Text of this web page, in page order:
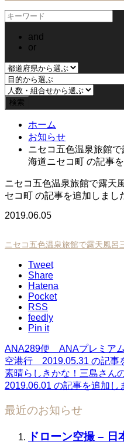
and
or
ホーム
お知らせ
ニセコ五色温泉旅館
海道ニセコ町 の記事
ニセコ五色温泉旅館で露天
セコ町 の記事を追加しまし
2019.06.05
ニセコ五色温泉旅館で露天風
Tweet
Share
Hatena
Pocket
RSS
feedly
Pin it
ANA289便 ANAプレミア
空港行 2019.05.31 の記事
素晴らしきかな！三島さん
2019.06.01 の記事を追加し
最近のお知らせ
ドローン空撮 – 日